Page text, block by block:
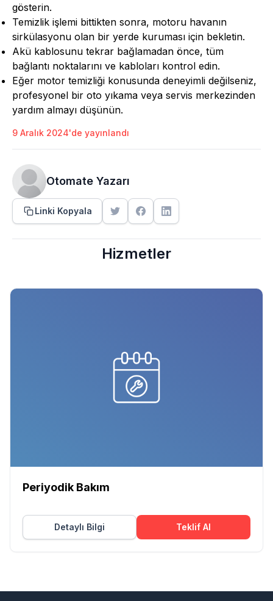
gösterin.
Temizlik işlemi bittikten sonra, motoru havanın
sirkülasyonu olan bir yerde kuruması için bekletin.
Akü kablosunu tekrar bağlamadan önce, tüm
bağlantı noktalarını ve kabloları kontrol edin.
Eğer motor temizliği konusunda deneyimli değilseniz,
profesyonel bir oto yıkama veya servis merkezinden
yardım almayı düşünün.
9 Aralık 2024'de yayınlandı
Otomate Yazarı
Linki Kopyala
Hizmetler
Periyodik Bakım
Detaylı Bilgi Teklif Al